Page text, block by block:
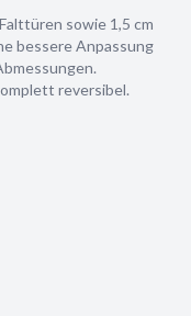
sowie 1,5 cm
bessere Anpassung
reversibel.